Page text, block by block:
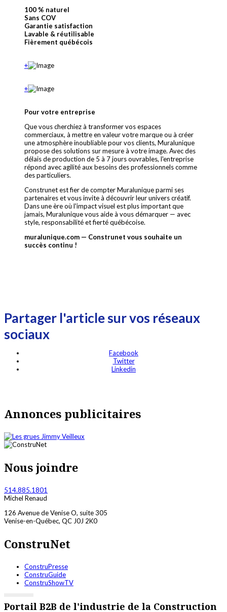
100 % naturel
Sans COV
Garantie satisfaction
Lavable & réutilisable
Fièrement québécois
+
+
Pour votre entreprise
Que vous cherchiez à transformer vos espaces
commerciaux, à mettre en valeur votre marque ou à créer
une atmosphère inoubliable pour vos clients, Muralunique
propose des solutions sur mesure à votre image. Avec des
délais de production de 5 à 7 jours ouvrables, l'entreprise
répond avec agilité aux besoins des professionnels comme
des particuliers.
Construnet est fier de compter Muralunique parmi ses
partenaires et vous invite à découvrir leur univers créatif.
Dans une ère où l'impact visuel est plus important que
jamais, Muralunique vous aide à vous démarquer — avec
style, responsabilité et fierté québécoise.
muralunique.com — Construnet vous souhaite un
succès continu !
Partager l'article sur vos réseaux
sociaux
Facebook
Twitter
Linkedin
Annonces publicitaires
Nous joindre
514.885.1801
Michel Renaud
126 Avenue de Venise O, suite 305
Venise-en-Québec, QC J0J 2K0
ConstruNet
ConstruPresse
ConstruGuide
ConstruShowTV
Portail B2B de l'industrie de la Construction